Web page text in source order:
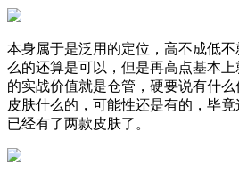
本身属于是泛用的定位，高不成低
么的还算是可以，但是再高点基本
的实战价值就是仓管，硬要说有什
皮肤什么的，可能性还是有的，毕
已经有了两款皮肤了。